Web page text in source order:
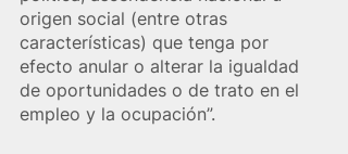
origen social (entre otras
características) que tenga por
efecto anular o alterar la igualdad
de oportunidades o de trato en el
empleo y la ocupación”.